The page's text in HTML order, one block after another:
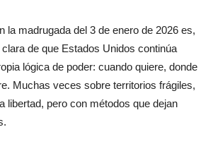
la madrugada del 3 de enero de 2026 es,
de que Estados Unidos continúa
lógica de poder: cuando quiere, donde
Muchas veces sobre territorios frágiles,
libertad, pero con métodos que dejan